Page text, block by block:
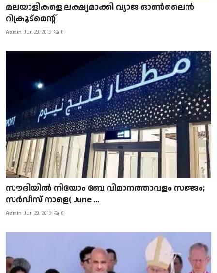
മലയാളികളെ ലക്ഷ്യമാക്കി വ്യാജ ഓൺലൈൻ
റിക്രൂട്മെന്റ്
Admin Jun 29, 2019 0
സൗദിയിൽ നിയോം ബേ വിമാനത്താവളം സജ്ജം;
സർവീസ് നാളെ( June ...
Admin Jun 29, 2019 0